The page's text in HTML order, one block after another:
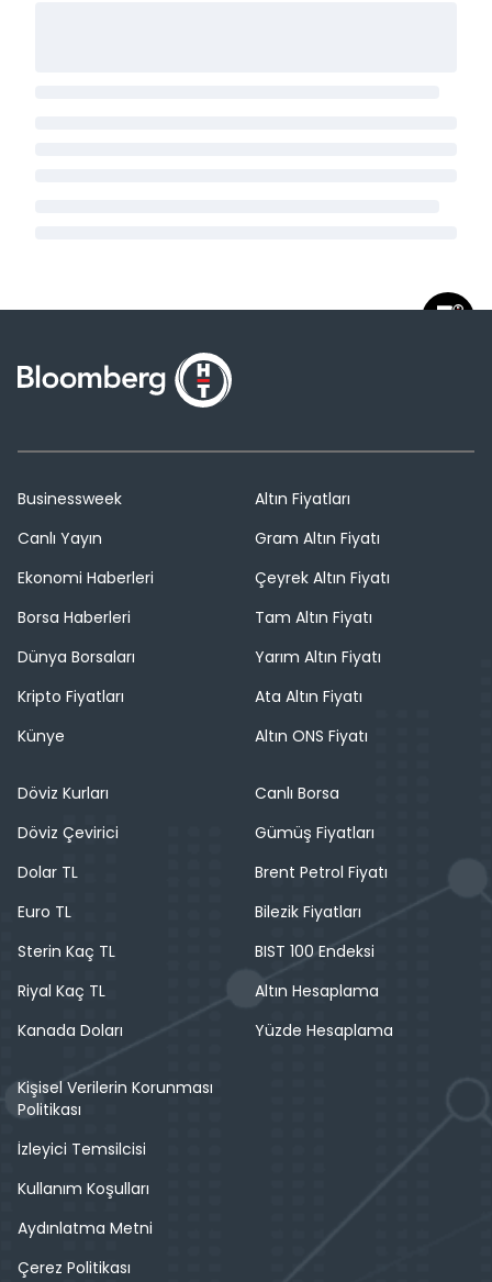
Businessweek
Canlı Yayın
Ekonomi Haberleri
Borsa Haberleri
Dünya Borsaları
Kripto Fiyatları
Künye
Altın Fiyatları
Gram Altın Fiyatı
Çeyrek Altın Fiyatı
Tam Altın Fiyatı
Yarım Altın Fiyatı
Ata Altın Fiyatı
Altın ONS Fiyatı
Döviz Kurları
Döviz Çevirici
Dolar TL
Euro TL
Sterin Kaç TL
Riyal Kaç TL
Kanada Doları
Canlı Borsa
Gümüş Fiyatları
Brent Petrol Fiyatı
Bilezik Fiyatları
BIST 100 Endeksi
Altın Hesaplama
Yüzde Hesaplama
Kişisel Verilerin Korunması
Politikası
İzleyici Temsilcisi
Kullanım Koşulları
Aydınlatma Metni
Çerez Politikası